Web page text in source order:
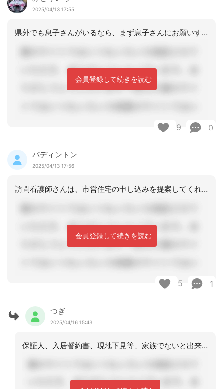
2025/04/13 17:55
県外でも息子さんがいるなら、まず息子さんにお願いするのがいいと思います。ケアマネ
会員登録して続きを読む
9 0
パディントン
2025/04/13 17:56
訪問看護師さんは、市営住宅の申し込みを提案してくれたのですね。「ケアマネージャー
会員登録して続きを読む
5 1
つぎ
2025/04/16 15:43
保証人、入居誓約書、現地下見等、家族でないと出来ない事も多く、明らかにケアマネの